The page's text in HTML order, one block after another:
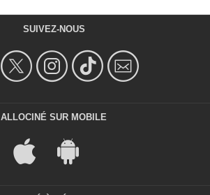
SUIVEZ-NOUS
ALLOCINÉ SUR MOBILE